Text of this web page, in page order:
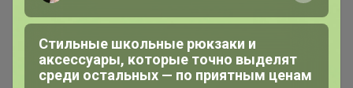
Стильные школьные рюкзаки и
аксессуары, которые точно выделят
среди остальных — по приятным ценам